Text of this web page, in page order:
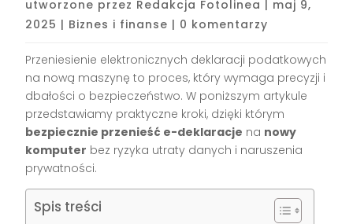
utworzone przez Redakcja Fotolinea | maj 9,
2025 | Biznes i finanse | 0 komentarzy
Przeniesienie elektronicznych deklaracji podatkowych
na nową maszynę to proces, który wymaga precyzji i
dbałości o bezpieczeństwo. W poniższym artykule
przedstawiamy praktyczne kroki, dzięki którym
bezpiecznie przenieść e-deklaracje na nowy
komputer bez ryzyka utraty danych i naruszenia
prywatności.
Spis treści